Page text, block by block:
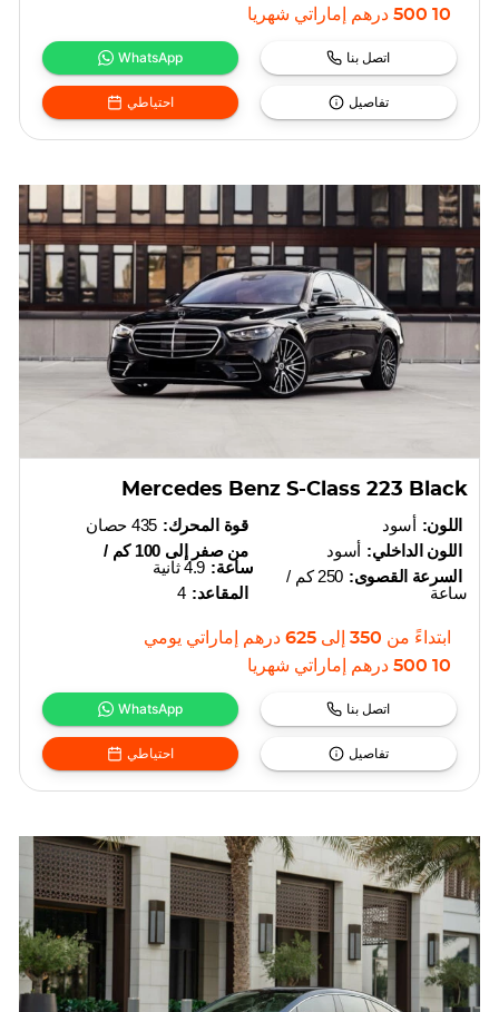
10 500
درهم إماراتي شهريا
WhatsApp اتصل بنا
احتياطي تفاصيل
Mercedes Benz S-Class 223 Black
قوة المحرك: 435 حصان
من صفر إلى 100 كم /
ساعة: 4.9 ثانية
المقاعد: 4
اللون: أسود
اللون الداخلي: أسود
السرعة القصوى:
250 كم /
ساعة
ابتداءً من 350 إلى 625 درهم إماراتي يومي
10 500
درهم إماراتي شهريا
WhatsApp اتصل بنا
احتياطي تفاصيل